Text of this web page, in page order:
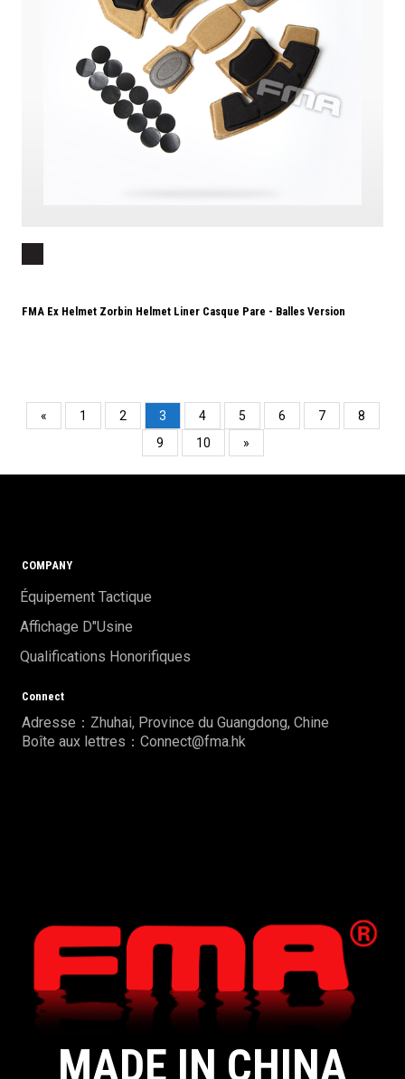
FMA Ex Helmet Zorbin Helmet Liner Casque Pare - Balles Version
« 1 2 3 4 5 6 7
8
9
10 »
MADE IN CHINA
COMPANY
Équipement Tactique
Affichage D"usine
Qualifications Honorifiques
Connect
Adresse：Zhuhai, Province du Guangdong, Chine
Boîte aux lettres：Connect@fma.hk